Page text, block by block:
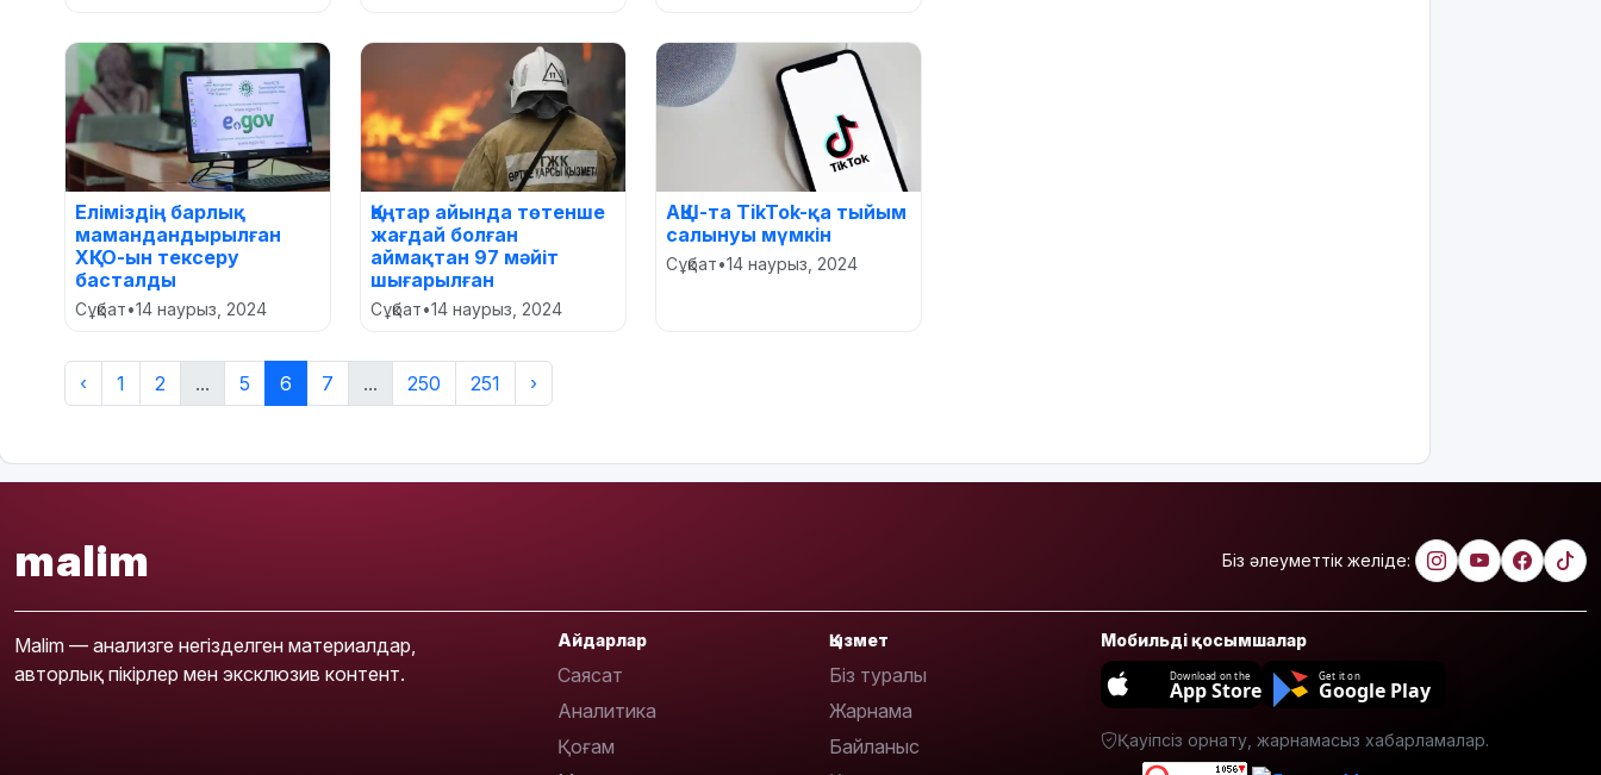
Еліміздің барлық
мамандандырылған
ХҚКО-ын тексеру
басталды
Сұқбат•14 наурыз, 2024
Қаңтар айында төтенше
жағдай болған
аймақтан 97 мәйіт
шығарылған
Сұқбат•14 наурыз, 2024
АҚШ-та TikTok-қа тыйым
салынуы мүмкін
Сұқбат•14 наурыз, 2024
‹ 1 2 ... 5 6 7 ... 250 251 ›
malim Біз әлеуметтік желіде:
Malim — анализге негізделген материалдар,
авторлық пікірлер мен эксклюзив контент.
Айдарлар
Саясат
Аналитика
Қоғам
Қызмет
Біз туралы
Жарнама
Байланыс
Мобильді қосымшалар
Download on the
App Store
Get it on
Google Play
Қауіпсіз орнату, жарнамасыз хабарламалар.